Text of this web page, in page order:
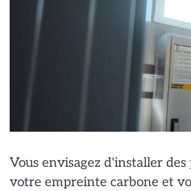
Vous envisagez d'installer
votre empreinte carbone et